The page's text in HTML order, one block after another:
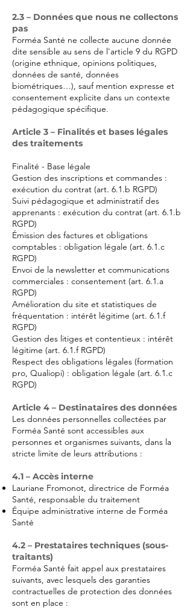
2.3 – Données que nous ne collectons
pas
Forméa Santé ne collecte aucune donnée
dite sensible au sens de l'article 9 du RGPD
(origine ethnique, opinions politiques,
données de santé, données
biométriques…), sauf mention expresse et
consentement explicite dans un contexte
pédagogique spécifique.
Article 3 – Finalités et bases légales
des traitements
Finalité - Base légale
Gestion des inscriptions et commandes :
exécution du contrat (art. 6.1.b RGPD)
Suivi pédagogique et administratif des
apprenants : exécution du contrat (art. 6.1.b
RGPD)
Émission des factures et obligations
comptables : obligation légale (art. 6.1.c
RGPD)
Envoi de la newsletter et communications
commerciales : consentement (art. 6.1.a
RGPD)
Amélioration du site et statistiques de
fréquentation : intérêt légitime (art. 6.1.f
RGPD)
Gestion des litiges et contentieux : intérêt
légitime (art. 6.1.f RGPD)
Respect des obligations légales (formation
pro, Qualiopi) : obligation légale (art. 6.1.c
RGPD)
Article 4 – Destinataires des données
Les données personnelles collectées par
Forméa Santé sont accessibles aux
personnes et organismes suivants, dans la
stricte limite de leurs attributions :
4.1 – Accès interne
Lauriane Fromonot, directrice de Forméa
Santé, responsable du traitement
Équipe administrative interne de Forméa
Santé
4.2 – Prestataires techniques (sous-
traitants)
Forméa Santé fait appel aux prestataires
suivants, avec lesquels des garanties
contractuelles de protection des données
sont en place :